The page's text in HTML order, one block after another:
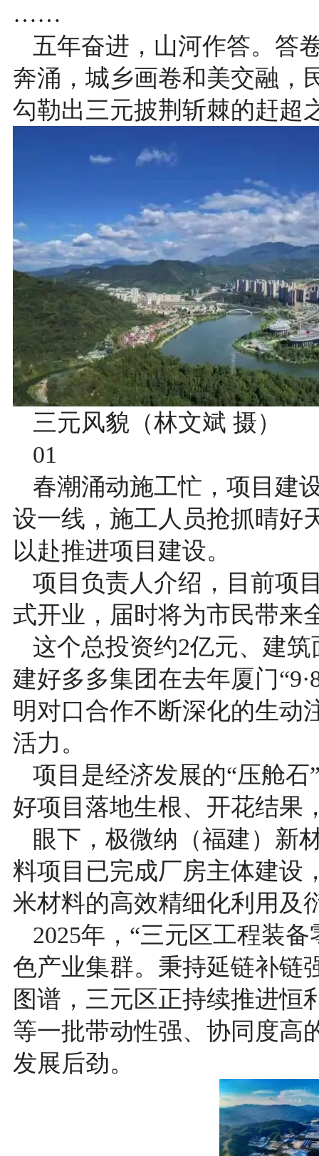
……
五年奋进，山河作答。答
奔涌，城乡画卷和美交融，
勾勒出三元披荆斩棘的赶超
三元风貌（林文斌 摄）
01
春潮涌动施工忙，项目建
设一线，施工人员抢抓晴好
以赴推进项目建设。
项目负责人介绍，目前项
式开业，届时将为市民带来
这个总投资约2亿元、建
建好多多集团在去年厦门
明对口合作不断深化的生动
活力。
项目是经济发展的“压舱
好项目落地生根、开花结
眼下，极微纳（福建）新
料项目已完成厂房主体建设
米材料的高效精细化利用及
2025年，“三元区工程装
色产业集群。秉持延链补链
图谱，三元区正持续推进恒
等一批带动性强、协同度高
发展后劲。